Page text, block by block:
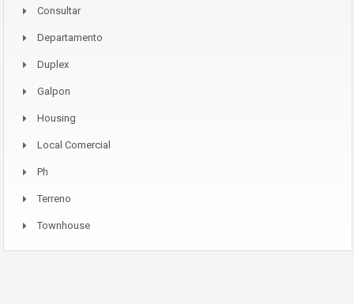
Consultar
Departamento
Duplex
Galpon
Housing
Local Comercial
Ph
Terreno
Townhouse